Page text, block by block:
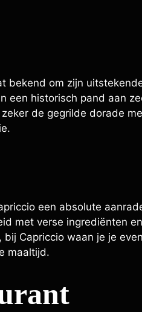
bekend om zijn
een historisch pand aan
de gegrilde dorade
een absolute
met verse ingrediënten
Capriccio waan je je
maaltijd.